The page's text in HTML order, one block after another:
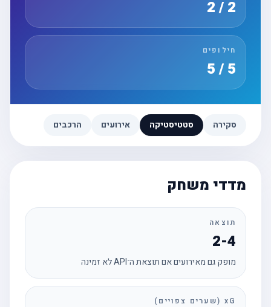
חילופים
סקירה סטטיסטיקה אירועים הרכבים
מדדי משחק
תוצאה
2-4
מופק גם מאירועים אם תוצאת ה־API לא זמינה
xG (שערים צפויים)